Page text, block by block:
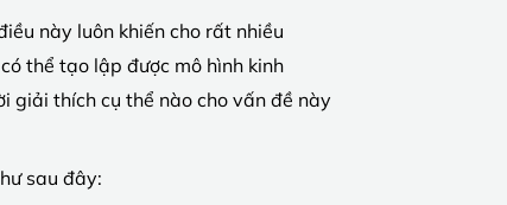
này luôn khiến cho rất nhiều
thể tạo lập được mô hình kinh
giải thích cụ thể nào cho vấn đề này
sau đây: